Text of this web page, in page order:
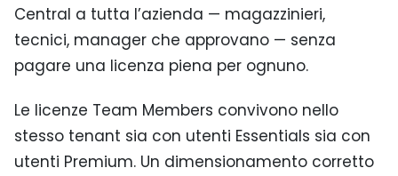
Central a tutta l’azienda — magazzinieri,
tecnici, manager che approvano — senza
pagare una licenza piena per ognuno.
Le licenze Team Members convivono nello
stesso tenant sia con utenti Essentials sia con
utenti Premium. Un dimensionamento corretto